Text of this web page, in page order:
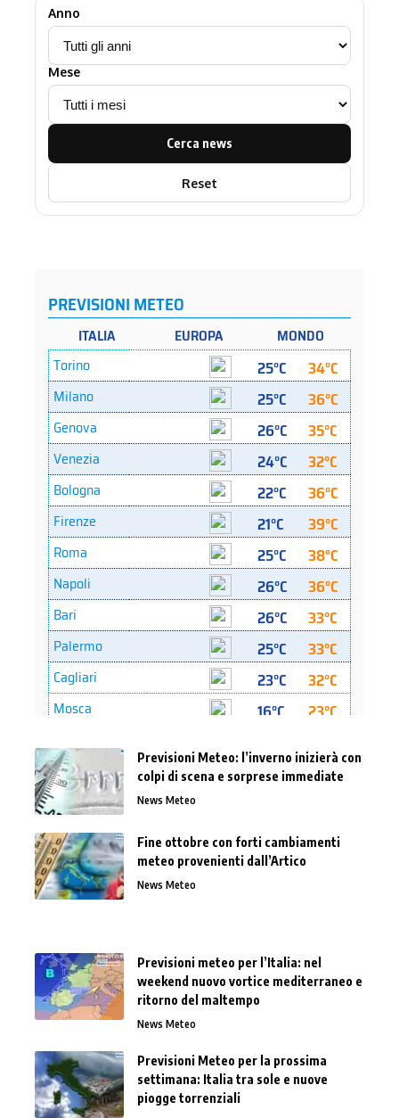
Anno
Mese
Cerca news
Reset
Previsioni Meteo: l’inverno inizierà con
colpi di scena e sorprese immediate
News Meteo
Fine ottobre con forti cambiamenti
meteo provenienti dall’Artico
News Meteo
Previsioni meteo per l’Italia: nel
weekend nuovo vortice mediterraneo e
ritorno del maltempo
News Meteo
Previsioni Meteo per la prossima
settimana: Italia tra sole e nuove
piogge torrenziali